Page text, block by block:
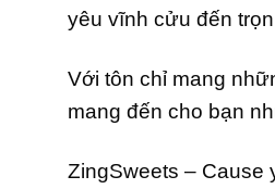
yêu vĩnh cửu đến
Với tôn chỉ mang
mang đến cho bạn
ZingSweets – Cause